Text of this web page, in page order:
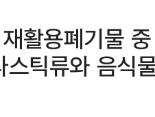
활용폐기물
틱류와 음식